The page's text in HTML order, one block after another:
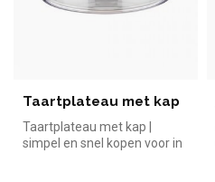
Taartplateau met kap
Taartplateau met kap |
simpel en snel kopen voor in